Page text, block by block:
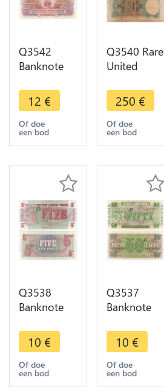
Q3542
Banknote
Kingdom
British Army
Forces
Pound
Offer
12 €
Of doe
een bod
Q3540 Rare
United
British
Military
Authority
Pound
250 €
Of doe
een bod
Q3538
Banknote
Kingdom
British Army
Forces 5
New Pence
10 €
Of doe
een bod
Q3537
Banknote
Kingdom
British Army
Forces 50
New Pence
10 €
Of doe
een bod